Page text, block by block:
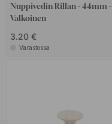
Nuppivedin Rillan - 44mm -
Valkoinen
3.20 €
Varastossa